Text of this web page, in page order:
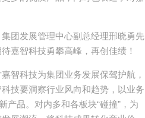
团发展管理中心副总经理邢晓勇先
嘉智科技勇攀高峰，再创佳绩！
智科技为集团业务发展保驾护航，
技要洞察行业风向和趋势，以业务
产品。对内多和各板块“碰撞”，为